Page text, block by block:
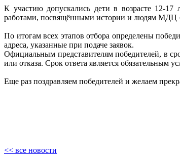
К участию допускались дети в возрасте 12-
работами, посвящёнными истории и людям МДЦ
По итогам всех этапов отбора определены
адреса, указанные при подаче заявок.
Официальным представителям победителей, в
или отказа. Срок ответа является обязательным
Еще раз поздравляем победителей и желаем
<< все новости